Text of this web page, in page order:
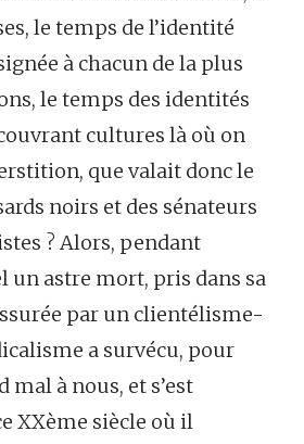
le temps de l’identité
à chacun de la plus
le temps des identités
cultures là où on
que valait donc le
noirs et des sénateurs
? Alors, pendant
un astre mort, pris dans sa
par un clientélisme-
a survécu, pour
à nous, et s’est
XXème siècle où il